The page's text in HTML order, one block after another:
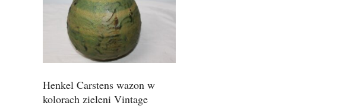
Henkel Carstens wazon w
kolorach zieleni Vintage